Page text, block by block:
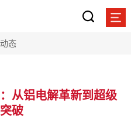
态
从铝电解革新到超级
破